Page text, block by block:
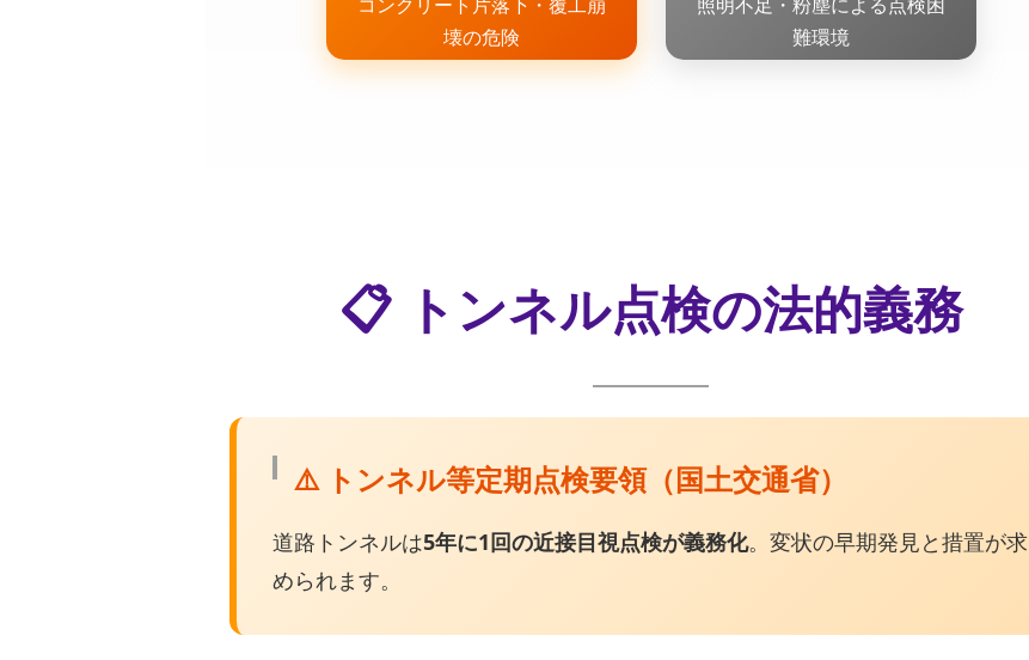
壊の危険
難環境
📋 トンネル点検の法的義務
⚠️ トンネル等定期点検要領（国土交通省）
道路トンネルは5年に1回の近接目視点検が義務化。変状の早期発見と措置が求
められます。